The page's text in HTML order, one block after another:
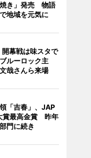
き」発売 物語
地域を元気に
幕戦は味スタで
ルーロック主
哉さんら来場
「吉春」、JAP
賞最高金賞 昨年
門に続き